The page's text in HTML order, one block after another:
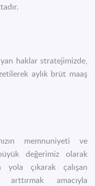
haklar stratejimizde,
aylık brüt maaş
memnuniyeti ve
değerimiz olarak
yola çıkarak çalışan
arttırmak amacıyla